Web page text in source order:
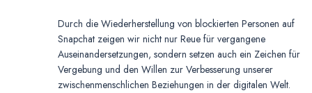
Durch die Wiederherstellung von blockierten Personen auf
Snapchat zeigen wir nicht nur Reue für vergangene
Auseinandersetzungen, sondern setzen auch ein Zeichen für
Vergebung und den Willen zur Verbesserung unserer
zwischenmenschlichen Beziehungen in der digitalen Welt.